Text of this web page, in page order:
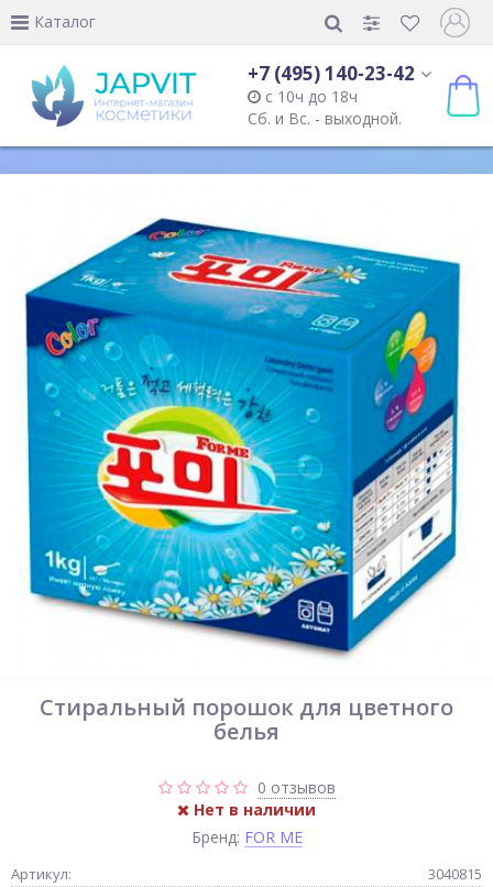
Каталог
+7 (495) 140-23-42
с 10ч до 18ч
Сб. и Вс. - выходной.
Стиральный порошок для цветного
белья
0 отзывов
Нет в наличии
Бренд: FOR ME
Артикул:
3040815